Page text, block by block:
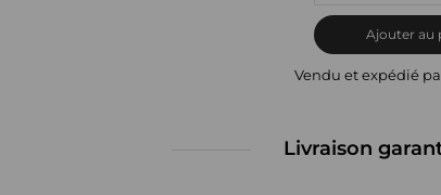
Ajouter au
Vendu et expédié
Livraison